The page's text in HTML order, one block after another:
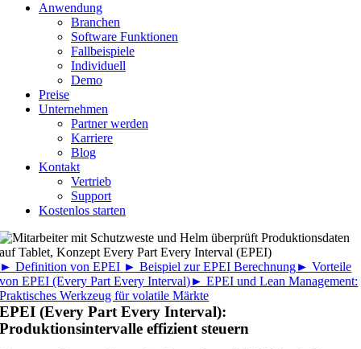
Anwendung
Branchen
Software Funktionen
Fallbeispiele
Individuell
Demo
Preise
Unternehmen
Partner werden
Karriere
Blog
Kontakt
Vertrieb
Support
Kostenlos starten
► Definition von EPEI ► Beispiel zur EPEI Berechnung► Vorteile
von EPEI (Every Part Every Interval)► EPEI und Lean Management:
Praktisches Werkzeug für volatile Märkte
EPEI (Every Part Every Interval):
Produktionsintervalle effizient steuern